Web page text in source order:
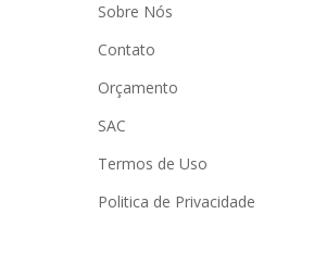
Sobre Nós
Contato
Orçamento
SAC
Termos de Uso
Politica de Privacidade